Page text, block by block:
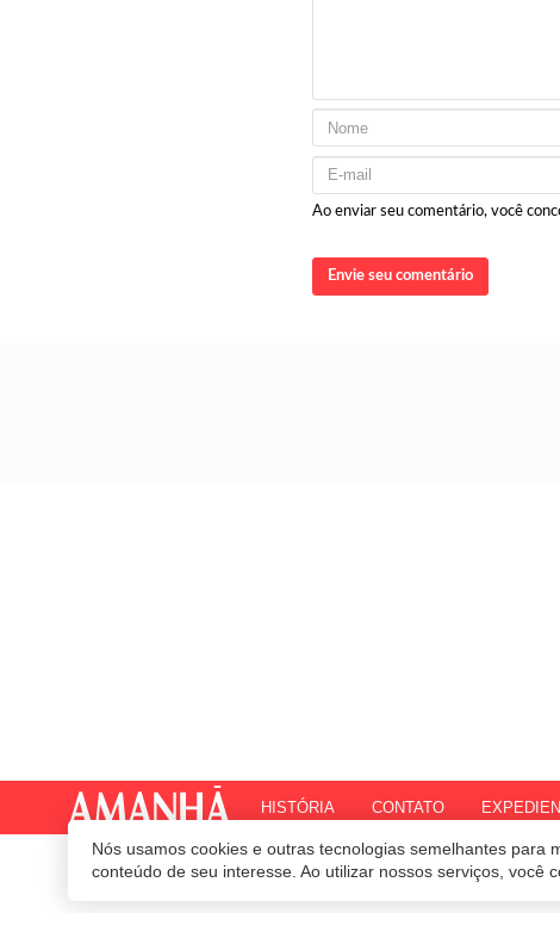
Nós usamos cookies e outras tecnologias semelhantes
conteúdo de seu interesse. Ao utilizar nossos serviços, você
Ao enviar seu comentário, você
Envie seu comentário
HISTÓRIA CONTATO
© 2020 Revista Amanhã. Todos os direitos reservados.Desenvolvido por